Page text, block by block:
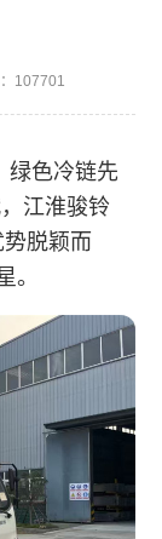
107701
绿色冷链先
江淮骏铃
脱颖而
。